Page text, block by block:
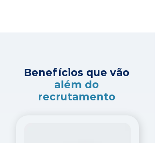
Benefícios que vão
além do
recrutamento